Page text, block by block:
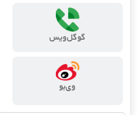
گوگل‌ویس
وی‌بو